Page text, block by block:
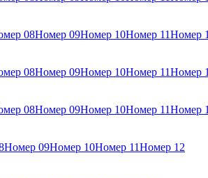
08Номер 09Номер 10Номер 11Номер
08Номер 09Номер 10Номер 11Номер
08Номер 09Номер 10Номер 11Номер
Номер 09Номер 10Номер 11Номер 12